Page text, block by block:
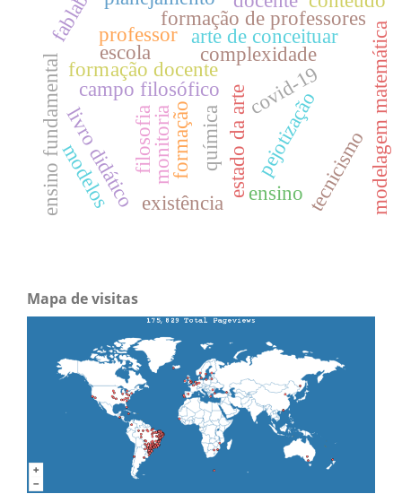
estado da arte
complexidade
formação
filosofia
arte de conceituar
campo filosófico
formação de professores
covid-19
ensino fundamental formação docente
livro didático pejotização
professor
modelos modelagem matemática
química
monitoria tecnicismo
fablabs
ensino
escola
existência
Mapa de visitas